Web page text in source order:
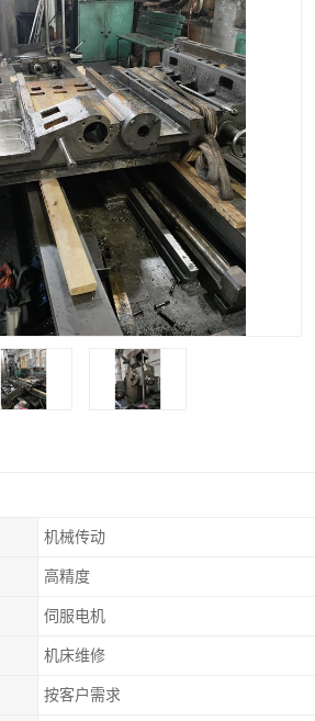
机械传动
高精度
伺服电机
机床维修
按客户需求